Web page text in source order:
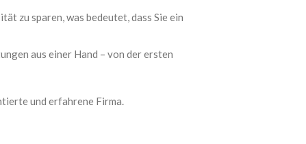
zu sparen, was bedeutet, dass Sie ein
aus einer Hand – von der ersten
und erfahrene Firma.